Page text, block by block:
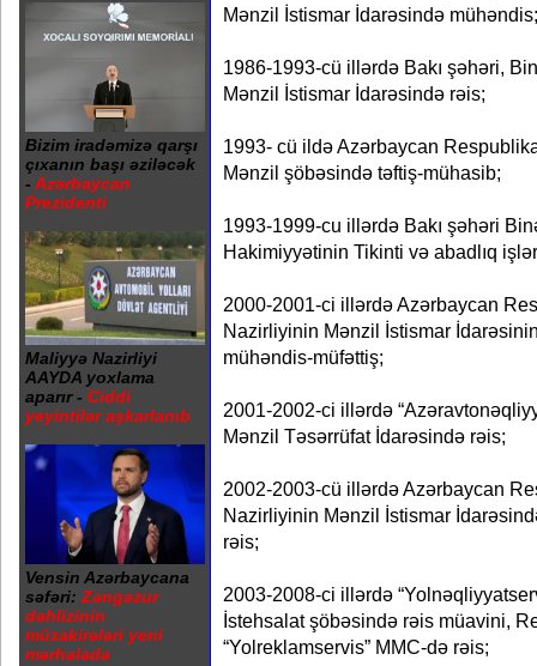
Bizim iradəmizə qarşı
çıxanın başı əziləcək
- Azərbaycan
Prezidenti
Maliyyə Nazirliyi
AAYDA yoxlama
aparır - Ciddi
yeyintilər aşkarlanıb
Vensin Azərbaycana
səfəri: Zəngəzur
dəhlizinin
müzakirələri yeni
mərhələdə
Mənzil İstismar İdarəsində mühəndis;
1986-1993-cü illərdə Bakı şəhəri,
Mənzil İstismar İdarəsində rəis;
1993- cü ildə Azərbaycan
Mənzil şöbəsində təftiş-mühasib;
1993-1999-cu illərdə Bakı şəhəri
Hakimiyyətinin Tikinti və abadlıq
2000-2001-ci illərdə Azərbaycan
Nazirliyinin Mənzil İstismar
mühəndis-müfəttiş;
2001-2002-ci illərdə
Mənzil Təsərrüfat İdarəsində rəis;
2002-2003-cü illərdə Azərbaycan
Nazirliyinin Mənzil İstismar
rəis;
2003-2008-ci illərdə
İstehsalat şöbəsində rəis müavini,
“Yolreklamservis” MMC-də rəis;